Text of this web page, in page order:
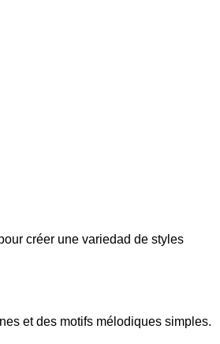
créer une variedad de styles
et des motifs mélodiques simples.